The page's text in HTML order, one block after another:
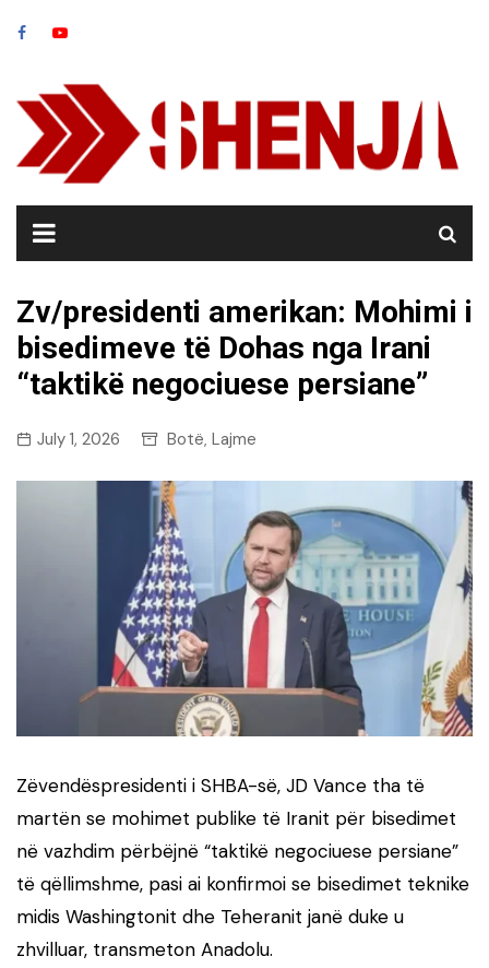
Zv/presidenti amerikan: Mohimi i
bisedimeve të Dohas nga Irani
“taktikë negociuese persiane”
July 1, 2026 Botë, Lajme
Zëvendëspresidenti i SHBA-së, JD Vance tha të
martën se mohimet publike të Iranit për bisedimet
në vazhdim përbëjnë “taktikë negociuese persiane”
të qëllimshme, pasi ai konfirmoi se bisedimet teknike
midis Washingtonit dhe Teheranit janë duke u
zhvilluar, transmeton Anadolu.